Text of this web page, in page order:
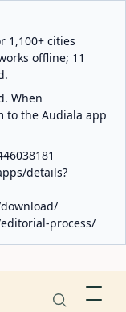
1,100+ cities
offline; 11
When
to the Audiala app
details?
process/